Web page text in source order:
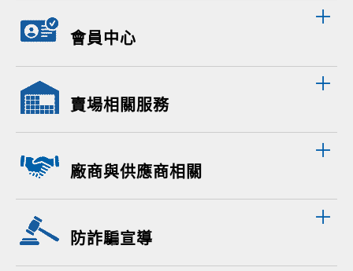
會員中心
賣場相關服務
廠商與供應商相關
防詐騙宣導